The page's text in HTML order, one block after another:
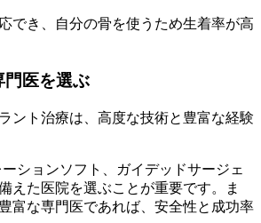
でき、自分の骨を使うため生着率が高
門医を選ぶ
ント治療は、高度な技術と豊富な経験
ションソフト、ガイデッドサージェ
えた医院を選ぶことが重要です。ま
富な専門医であれば、安全性と成功率